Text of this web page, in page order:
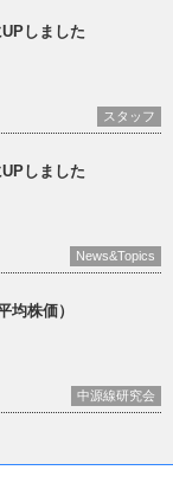
スタッフ
しました
News&Topics
しました
中源線研究会
均株価）